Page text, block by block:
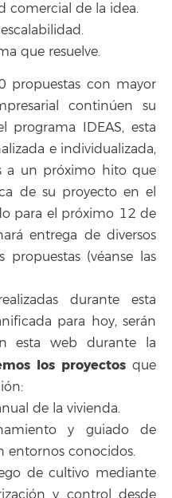
comercial de la idea.
que resuelve.
propuestas con mayor
continúen su
programa IDEAS, esta
e individualizada,
a un próximo hito que
de su proyecto en el
para el próximo 12 de
entrega de diversos
(véanse las
durante esta
para hoy, serán
esta web durante la
los proyectos que
de la vivienda.
y guiado de
entornos conocidos.
de cultivo mediante
y control desde